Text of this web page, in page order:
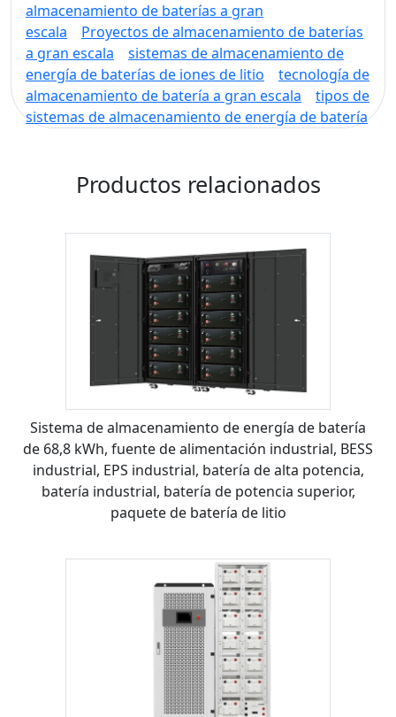
almacenamiento de baterías a gran
escala
Proyectos de almacenamiento de baterías
a gran escala
sistemas de almacenamiento de
energía de baterías de iones de litio
tecnología de
almacenamiento de batería a gran escala
tipos de
sistemas de almacenamiento de energía de batería
Productos relacionados
Sistema de almacenamiento de energía de batería
de 68,8 kWh, fuente de alimentación industrial, BESS
industrial, EPS industrial, batería de alta potencia,
batería industrial, batería de potencia superior,
paquete de batería de litio